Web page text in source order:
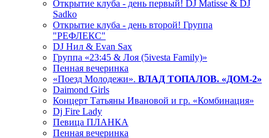
Открытие клуба - день первый! DJ Matisse & DJ
Sadko
Открытие клуба - день второй! Группа
"РЕФЛЕКС"
DJ Нил & Evan Sax
Группа «23:45 & Лоя (5ivesta Family)»
Пенная вечеринка
«Поезд Молодежи». ВЛАД ТОПАЛОВ. «ДОМ-2»
Daimond Girls
Концерт Татьяны Ивановой и гр. «Комбинация»
Dj Fire Lady
Певица ПЛАНКА
Пенная вечеринка